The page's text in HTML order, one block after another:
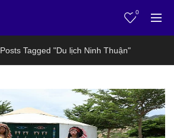
0
Posts Tagged "Du lịch Ninh Thuận"